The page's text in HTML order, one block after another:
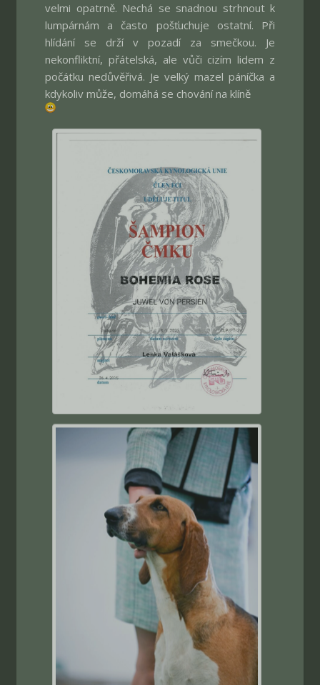
velmi opatrně. Nechá se snadnou strhnout k
lumpárnám a často pošťuchuje ostatní. Při
hlídání se drží v pozadí za smečkou. Je
nekonfliktní, přátelská, ale vůči cizím lidem z
počátku nedůvěřivá. Je velký mazel páníčka a
kdykoliv může, domáhá se chování na klíně